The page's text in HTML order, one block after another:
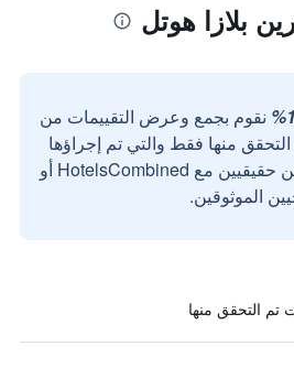
بلازا هوتل
نقوم بجمع وعرض التقييمات من
منها فقط والتي تم إجراؤها
بواسطة مستخدمين حقيقيين مع HotelsCombined أو
الموثوقين.